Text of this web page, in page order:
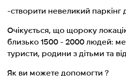
-створити невеликий паркінг
Очікується, що щороку
близько 1500 - 2000 людей:
туристи, родини з дітьми та
Як ви можете допомогти ?